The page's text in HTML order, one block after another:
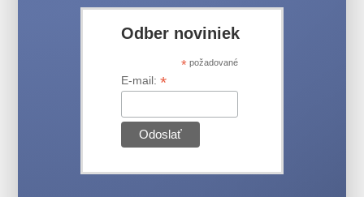
Odber noviniek
*požadované
E-mail: *